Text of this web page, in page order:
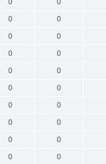
0 0
0 0
0 0
0 0
0 0
0 0
0 0
0 0
0 0
0 0